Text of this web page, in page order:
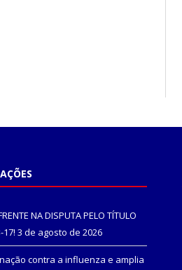
NA DISPUTA PELO TÍTULO
17! 3 de agosto de 2026
contra a influenza e amplia